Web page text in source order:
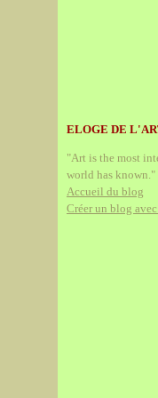
ELOGE DE
"Art is the most
world has known."
Accueil du blog
Créer un blog